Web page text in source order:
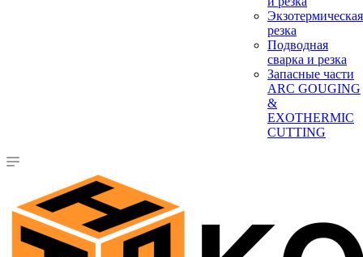
Экзотермическая
резка
Подводная
сварка и резка
Запасные части
ARC GOUGING
&
EXOTHERMIC
CUTTING